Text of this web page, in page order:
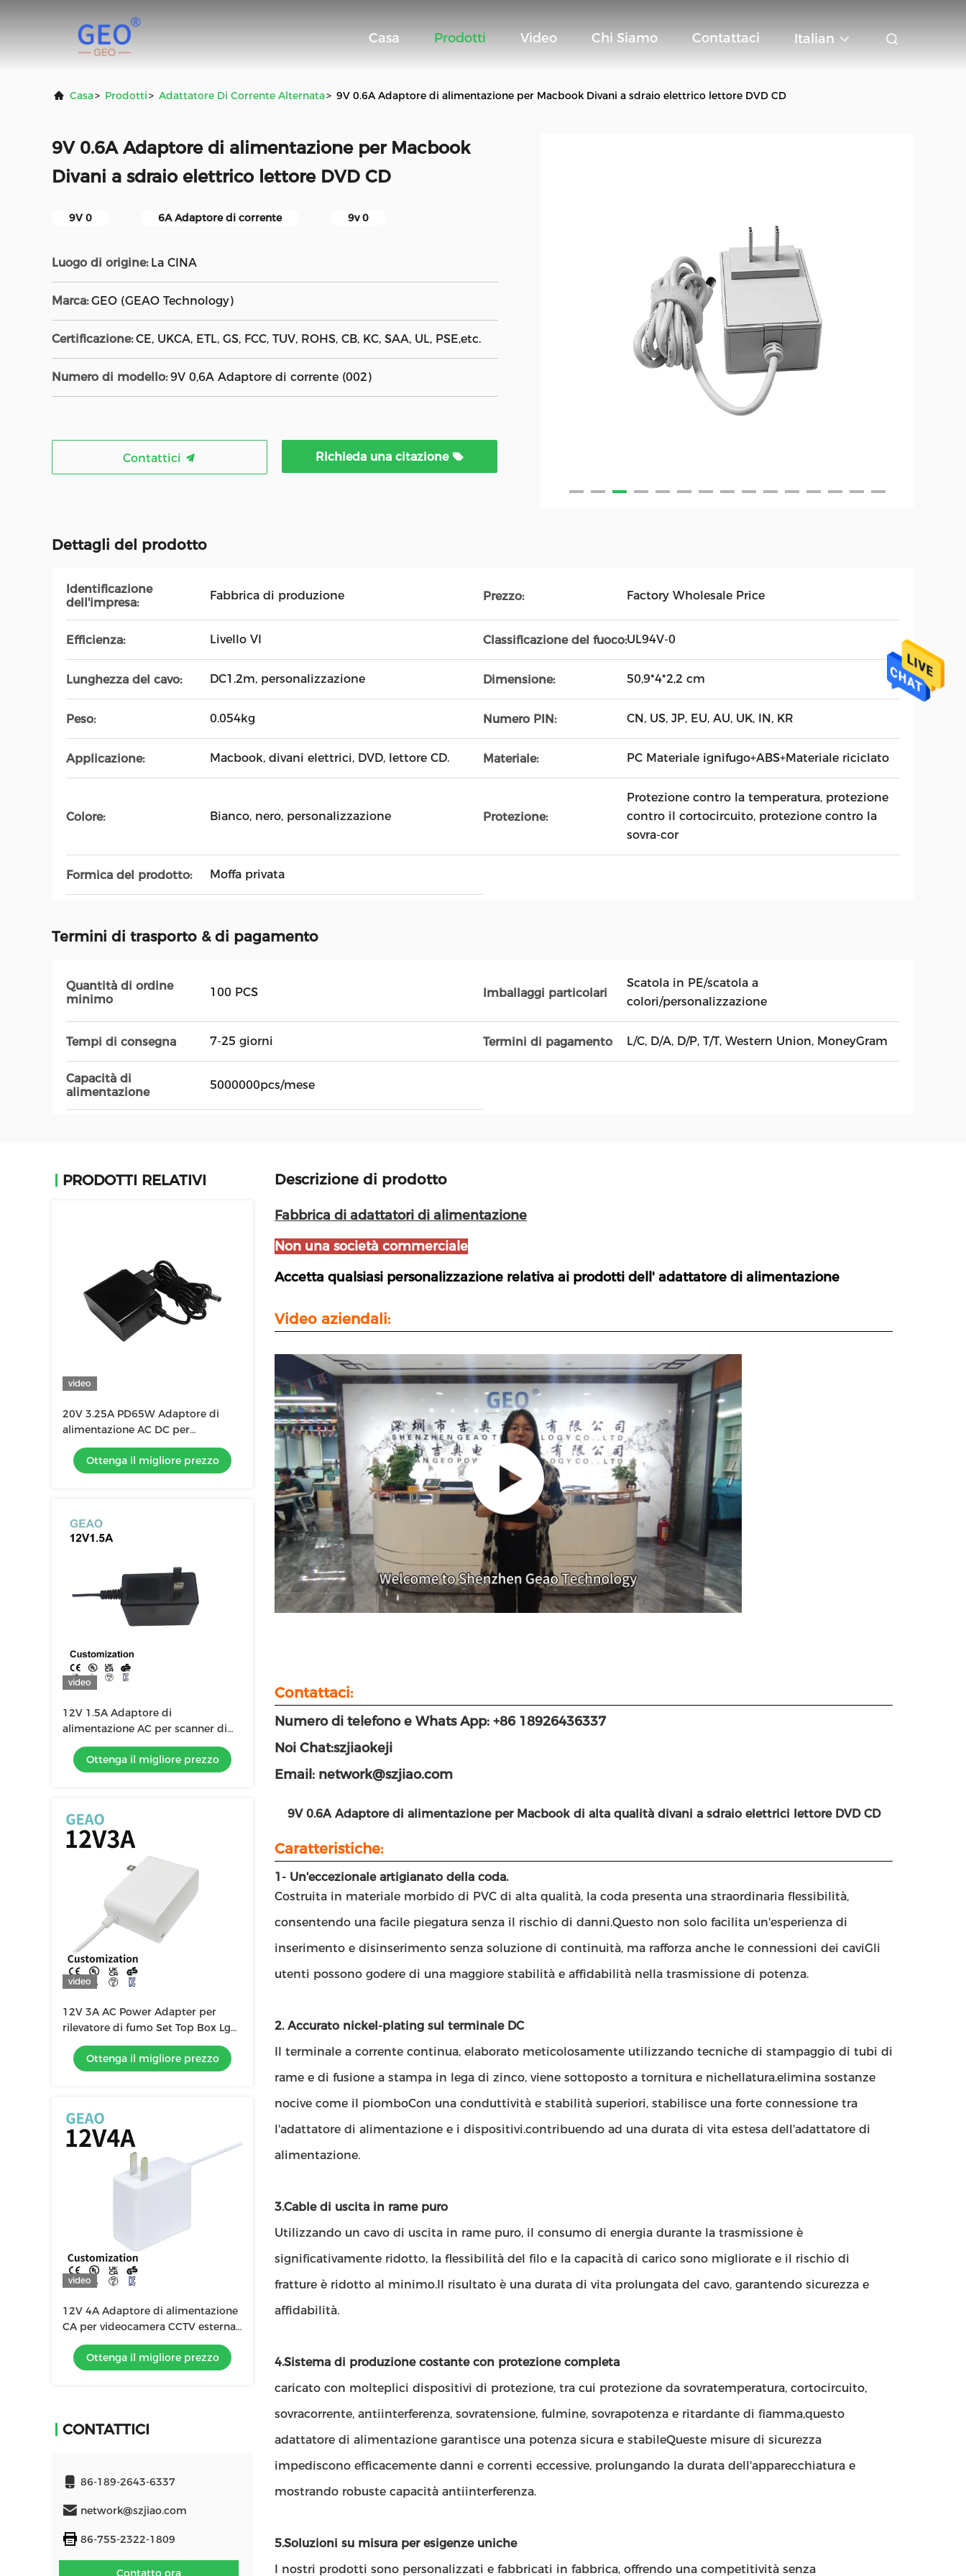
Casa Prodotti Video Chi Siamo Contattaci Italian
Casa> Prodotti> Adattatore Di Corrente Alternata> 9V 0.6A Adaptore di alimentazione per Macbook Divani a sdraio elettrico lettore DVD CD
9V 0.6A Adaptore di alimentazione per Macbook
Divani a sdraio elettrico lettore DVD CD
9V 0 6A Adaptore di corrente 9v 0
Luogo di origine: La CINA
Marca: GEO (GEAO Technology)
Certificazione: CE, UKCA, ETL, GS, FCC, TUV, ROHS, CB, KC, SAA, UL, PSE,etc.
Numero di modello: 9V 0,6A Adaptore di corrente (002)
Contattici Richieda una citazione
Dettagli del prodotto
Identificazione
dell'impresa:
Fabbrica di produzione Prezzo: Factory Wholesale Price
Efficienza: Livello VI Classificazione del fuoco:UL94V-0
Lunghezza del cavo: DC1.2m, personalizzazione Dimensione: 50,9*4*2,2 cm
Peso: 0.054kg Numero PIN: CN, US, JP, EU, AU, UK, IN, KR
Applicazione: Macbook, divani elettrici, DVD, lettore CD. Materiale: PC Materiale ignifugo+ABS+Materiale riciclato
Colore: Bianco, nero, personalizzazione Protezione:
Protezione contro la temperatura, protezione
contro il cortocircuito, protezione contro la
sovra-cor
Formica del prodotto: Moffa privata
Termini di trasporto & di pagamento
Quantità di ordine
minimo
100 PCS Imballaggi particolari
Scatola in PE/scatola a
colori/personalizzazione
Tempi di consegna 7-25 giorni Termini di pagamento L/C, D/A, D/P, T/T, Western Union, MoneyGram
Capacità di
alimentazione
5000000pcs/mese
PRODOTTI RELATIVI
video
20V 3.25A PD65W Adaptore di
alimentazione AC DC per
computer portatili Struttura
elettrica per la rettazione dei
capelli Curling Styling Brush Hair
Ottenga il migliore prezzo
video
12V 1.5A Adaptore di
alimentazione AC per scanner di
strumenti di massaggio di valuta
Iptv Box Xbox One
Ottenga il migliore prezzo
video
12V 3A AC Power Adapter per
rilevatore di fumo Set Top Box Lg
LCD Monitor Hoverboard Segway
Ottenga il migliore prezzo
video
12V 4A Adaptore di alimentazione
CA per videocamera CCTV esterna
Compressore per veicoli aerei
senza pilota
Ottenga il migliore prezzo
CONTATTICI
86-189-2643-6337
network@szjiao.com
86-755-2322-1809
Contatto ora
Descrizione di prodotto
Fabbrica di adattatori di alimentazione
Non una società commerciale
Accetta qualsiasi personalizzazione relativa ai prodotti dell' adattatore di alimentazione
Video aziendali:
Contattaci:
Numero di telefono e Whats App: +86 18926436337
Noi Chat:szjiaokeji
Email: network@szjiao.com
9V 0.6A Adaptore di alimentazione per Macbook di alta qualità divani a sdraio elettrici lettore DVD CD
Caratteristiche:
1- Un'eccezionale artigianato della coda.
Costruita in materiale morbido di PVC di alta qualità, la coda presenta una straordinaria flessibilità,
consentendo una facile piegatura senza il rischio di danni.Questo non solo facilita un'esperienza di
inserimento e disinserimento senza soluzione di continuità, ma rafforza anche le connessioni dei caviGli
utenti possono godere di una maggiore stabilità e affidabilità nella trasmissione di potenza.
2. Accurato nickel-plating sul terminale DC
Il terminale a corrente continua, elaborato meticolosamente utilizzando tecniche di stampaggio di tubi di
rame e di fusione a stampa in lega di zinco, viene sottoposto a tornitura e nichellatura.elimina sostanze
nocive come il piomboCon una conduttività e stabilità superiori, stabilisce una forte connessione tra
l'adattatore di alimentazione e i dispositivi.contribuendo ad una durata di vita estesa dell'adattatore di
alimentazione.
3.Cable di uscita in rame puro
Utilizzando un cavo di uscita in rame puro, il consumo di energia durante la trasmissione è
significativamente ridotto, la flessibilità del filo e la capacità di carico sono migliorate e il rischio di
fratture è ridotto al minimo.Il risultato è una durata di vita prolungata del cavo, garantendo sicurezza e
affidabilità.
4.Sistema di produzione costante con protezione completa
caricato con molteplici dispositivi di protezione, tra cui protezione da sovratemperatura, cortocircuito,
sovracorrente, antiinterferenza, sovratensione, fulmine, sovrapotenza e ritardante di fiamma,questo
adattatore di alimentazione garantisce una potenza sicura e stabileQueste misure di sicurezza
impediscono efficacemente danni e correnti eccessive, prolungando la durata dell'apparecchiatura e
mostrando robuste capacità antiinterferenza.
5.Soluzioni su misura per esigenze uniche
I nostri prodotti sono personalizzati e fabbricati in fabbrica, offrendo una competitività senza